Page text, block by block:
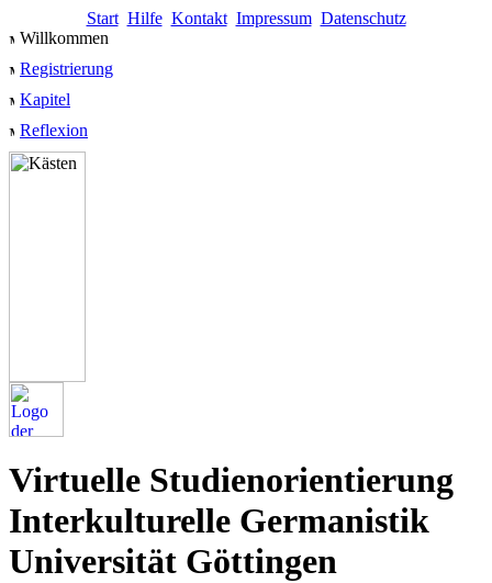
Start Hilfe Kontakt Impressum Datenschutz
Willkommen
Registrierung
Kapitel
Reflexion
Virtuelle Studienorientierung
Interkulturelle Germanistik
Universität Göttingen